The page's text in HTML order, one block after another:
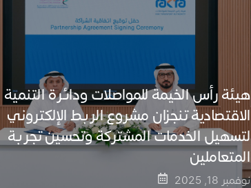
هيئة رأس الخيمة للمواصلات ودائرة التنمية
الاقتصادية تنجزان مشروع الربط الإلكتروني
لتسهيل الخدمات المشتركة وتحسين تجربة
المتعاملين
نوفمبر 18, 2025